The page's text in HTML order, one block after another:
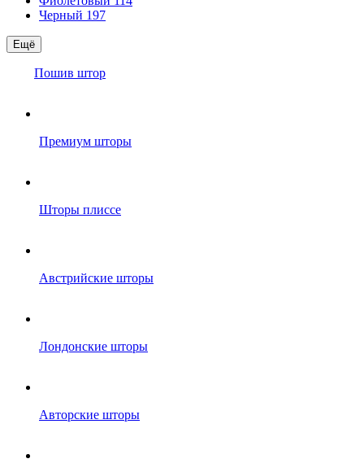
Черный 197
Ещё
Пошив штор
Премиум шторы
Шторы плиссе
Австрийские шторы
Лондонские шторы
Авторские шторы